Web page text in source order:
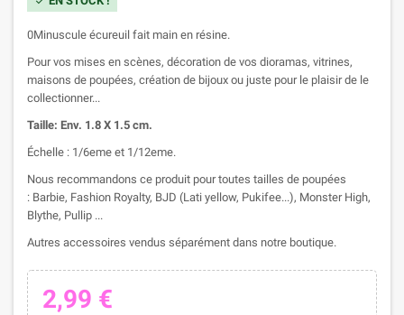
0Minuscule écureuil fait main en résine.
Pour vos mises en scènes, décoration de vos dioramas, vitrines,
maisons de poupées, création de bijoux ou juste pour le plaisir de le
collectionner...
Taille: Env. 1.8 X 1.5 cm.
Échelle : 1/6eme et 1/12eme.
Nous recommandons ce produit pour toutes tailles de poupées
: Barbie, Fashion Royalty, BJD (Lati yellow, Pukifee...), Monster High,
Blythe, Pullip ...
Autres accessoires vendus séparément dans notre boutique.
2,99 €